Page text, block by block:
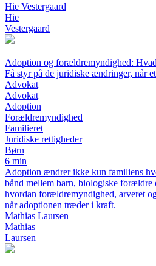
Hie Vestergaard
Hie
Vestergaard
Adoption og forældremyndighed:
Få styr på de juridiske ændringer, når
Advokat
Advokat
Adoption
Forældremyndighed
Familieret
Juridiske rettigheder
Børn
6 min
Adoption ændrer ikke kun familiens
bånd mellem barn, biologiske
hvordan forældremyndighed, arveret
når adoptionen træder i kraft.
Mathias Laursen
Mathias
Laursen